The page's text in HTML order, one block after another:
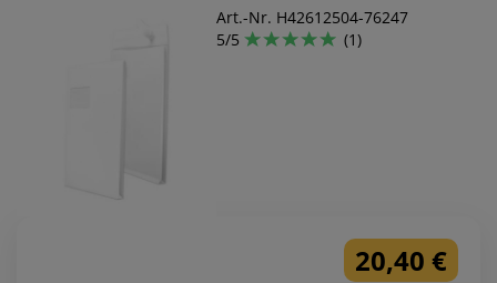
Art.-Nr. H42612504-76247
5/5
(1)
20,40 €